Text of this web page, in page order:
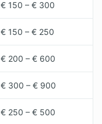
€ 150 – € 300
€ 150 – € 250
€ 200 – € 600
€ 300 – € 900
€ 250 – € 500